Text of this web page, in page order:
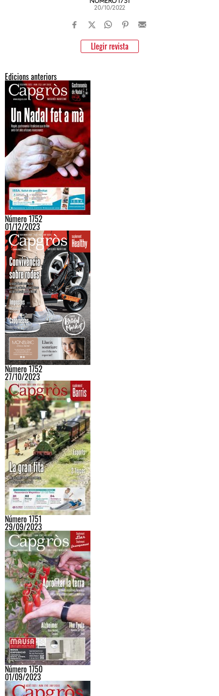
20/10/2022
Llegir revista
Edicions anteriors
Número 1752
01/12/2023
Número 1752
27/10/2023
Número 1751
29/09/2023
Número 1750
01/09/2023